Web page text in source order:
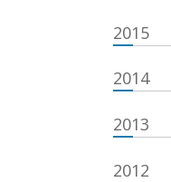
2015
2014
2013
2012